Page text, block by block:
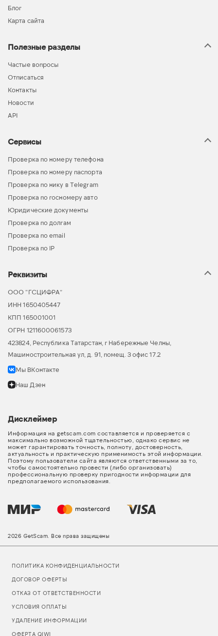
Блог
Карта сайта
Полезные разделы
Частые вопросы
Отписаться
Контакты
Новости
API
Сервисы
Проверка по номеру телефона
Проверка по номеру паспорта
Проверка по нику в Telegram
Проверка по госномеру авто
Юридические документы
Проверка по долгам
Проверка по email
Проверка по IP
Реквизиты
ООО “ГСЦИФРА”
ИНН 1650405447
КПП 165001001
ОГРН 1211600061573
423824, Республика Татарстан, г Набережные Челны,
Машиностроительная ул, д. 91, помещ. 3 офис 17.2
Мы ВКонтакте
Наш Дзен
Дисклеймер
Информация на getscam.com составляется и проверяется с
максимально возможной тщательностью, однако сервис не
может гарантировать точность, полноту, достоверность,
актуальность и практическую применимость этой информации.
Поэтому пользователи сайта являются ответственными за то,
чтобы самостоятельно провести (либо организовать)
профессиональную проверку пригодности информации для
предполагаемого использования.
2026 GetScam. Все права защищены
ПОЛИТИКА КОНФИДЕНЦИАЛЬНОСТИ
ДОГОВОР ОФЕРТЫ
ОТКАЗ ОТ ОТВЕТСТВЕННОСТИ
УСЛОВИЯ ОПЛАТЫ
УДАЛЕНИЕ ИНФОРМАЦИИ
ОФЕРТА QIWI